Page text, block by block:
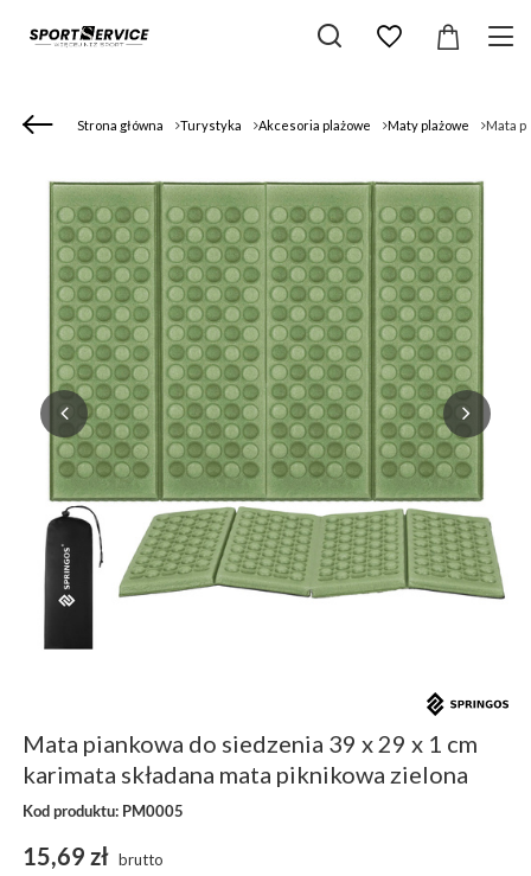
Strona główna Turystyka Akcesoria plażowe Maty plażowe Mata
Mata piankowa do siedzenia 39 x 29 x 1 cm
karimata składana mata piknikowa zielona
Kod produktu: PM0005
15,69 zł brutto